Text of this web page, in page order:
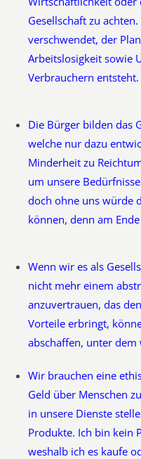
Gesellschaft zu
verschwendet, der
Arbeitslosigkeit sowie
Verbrauchern entsteht.
Die Bürger bilden das
welche nur dazu
Minderheit zu
um unsere
doch ohne uns würde
können, denn am
Wenn wir es als
nicht mehr einem
anzuvertrauen, das
Vorteile erbringt,
abschaffen, unter dem
Wir brauchen eine
Geld über Menschen
in unsere Dienste
Produkte. Ich bin kein
weshalb ich es kaufe